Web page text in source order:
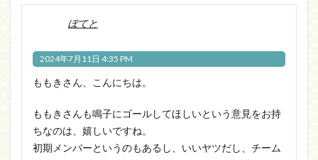
ぽてと
2024年7月11日 4:35 PM
ももきさん、こんにちは。
ももきさんも鳴子にゴールしてほしいという意見をお持
ちなのは、嬉しいですね。
初期メンバーというのもあるし、いいヤツだし、チーム